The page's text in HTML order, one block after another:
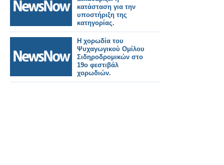
κατάσταση για την
υποστήριξη της
κατηγορίας.
Η χορωδία του
Ψυχαγωγικού Ομίλου
Σιδηροδρομικών στο
19ο φεστιβάλ
χορωδιών.